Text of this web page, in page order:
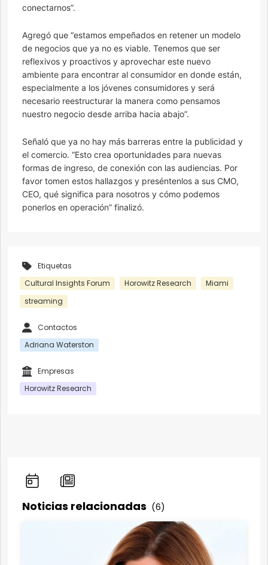
conectarnos”.
Agregó que “estamos empeñados en retener un modelo
de negocios que ya no es viable. Tenemos que ser
reflexivos y proactivos y aprovechar este nuevo
ambiente para encontrar al consumidor en donde están,
especialmente a los jóvenes consumidores y será
necesario reestructurar la manera como pensamos
nuestro negocio desde arriba hacia abajo”.
Señaló que ya no hay más barreras entre la publicidad y
el comercio. “Esto crea oportunidades para nuevas
formas de ingreso, de conexión con las audiencias. Por
favor tomen estos hallazgos y preséntenlos a sus CMO,
CEO, qué significa para nosotros y cómo podemos
ponerlos en operación” finalizó.
Etiquetas
Cultural Insights Forum
Horowitz Research
Miami
streaming
Contactos
Adriana Waterston
Empresas
Horowitz Research
Noticias relacionadas (6)